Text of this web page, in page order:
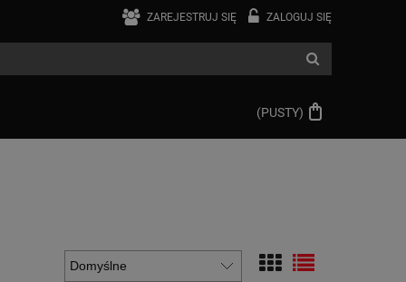
ZAREJESTRUJ SIĘ ZALOGUJ SIĘ
(PUSTY)